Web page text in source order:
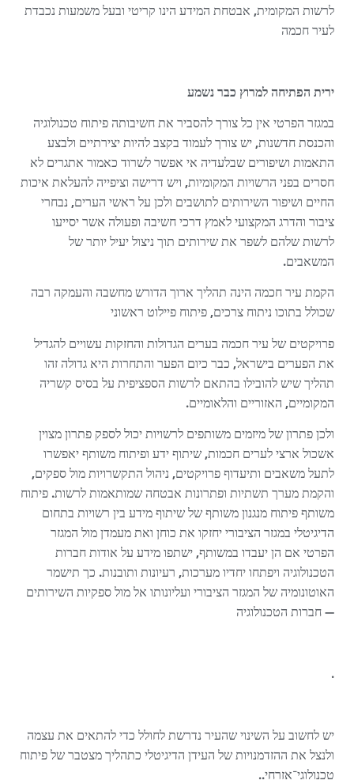
לרשות המקומית, אבטחת המידע הינו קריטי ובעל משמעות נכבדת
לעיר חכמה
ירית הפתיחה למרוץ כבר נשמע
במגזר הפרטי אין כל צורך להסביר את חשיבותה פיתוח טכנולוגיה
והכנסת חדשנות, יש צורך לעמוד בקצב להיות יצירתיים ולבצע
התאמות ושיפורים שבלעדיה אי אפשר לשרוד כאמור אתגרים לא
חסרים בפני הרשויות המקומיות, ויש דרישה וציפייה להעלאת איכות
החיים ושיפור השירותים לתושבים ולכן על ראשי הערים, נבחרי
ציבור והדרג המקצועי לאמץ דרכי חשיבה ופעולה אשר יסייעו
לרשות שלהם לשפר את שירותים תוך ניצול יעיל יותר של
המשאבים.
הקמת עיר חכמה הינה תהליך ארוך הדורש מחשבה והעמקה רבה
שכולל בתוכו ניתוח צרכים, פיתוח פיילוט ראשוני
פרויקטים של עיר חכמה בערים הגדולות והחזקות עשויים להגדיל
את הפערים בישראל, כבר כיום הפער והתחרות היא גדולה זהו
תהליך שיש להובילו בהתאם לרשות הספציפית על בסיס קשריה
המקומיים, האזוריים והלאומיים.
ולכן פתרון של מיזמים משותפים לרשויות יכול לספק פתרון מצוין
אשכול ארצי לערים חכמות, שיתוף ידע ופיתוח משותף יאפשרו
לתעל משאבים ותיעדוף פרויקטים, ניהול התקשרויות מול ספקים,
והקמת מערך תשתיות ופתרונות אבטחה שמותאמות לרשות. פיתוח
משותף פיתוח מנגנון משותף של שיתוף מידע בין רשויות בתחום
הדיגיטלי במגזר הציבורי יחזקו את כוחן ואת מעמדן מול המגזר
הפרטי אם הן יעבדו במשותף, ישתפו מידע על אודות חברות
הטכנולוגיה ויפתחו יחדיו מערכות, רעיונות ותובנות. כך תישמר
האוטונומיה של המגזר הציבורי ועליונותו אל מול ספקיות השירותים
— חברות הטכנולוגיה
.
יש לחשוב על השינוי שהעיר נדרשת לחולל כדי להתאים את עצמה
ולנצל את ההזדמנויות של העידן הדיגיטלי כתהליך מצטבר של פיתוח
טכנולוגי־אזרחי..